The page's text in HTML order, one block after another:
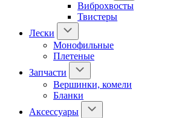
Виброхвосты
Твистеры
Лески
Монофильные
Плетеные
Запчасти
Вершинки, комели
Бланки
Аксессуары